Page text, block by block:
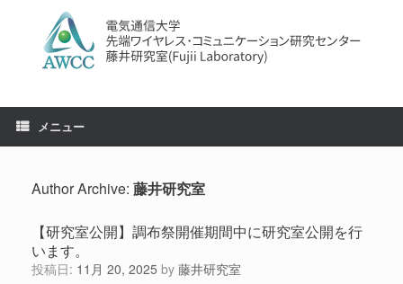
ス
ッ
メニュー
Author Archive: 藤井研究室
【研究室公開】調布祭開催期間中に研究室公開を行
います。
投稿日: 11月 20, 2025 by 藤井研究室